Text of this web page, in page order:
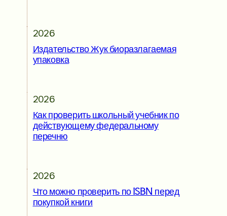
2026
Издательство Жук биоразлагаемая
упаковка
2026
Как проверить школьный учебник по
действующему федеральному
перечню
2026
Что можно проверить по ISBN перед
покупкой книги